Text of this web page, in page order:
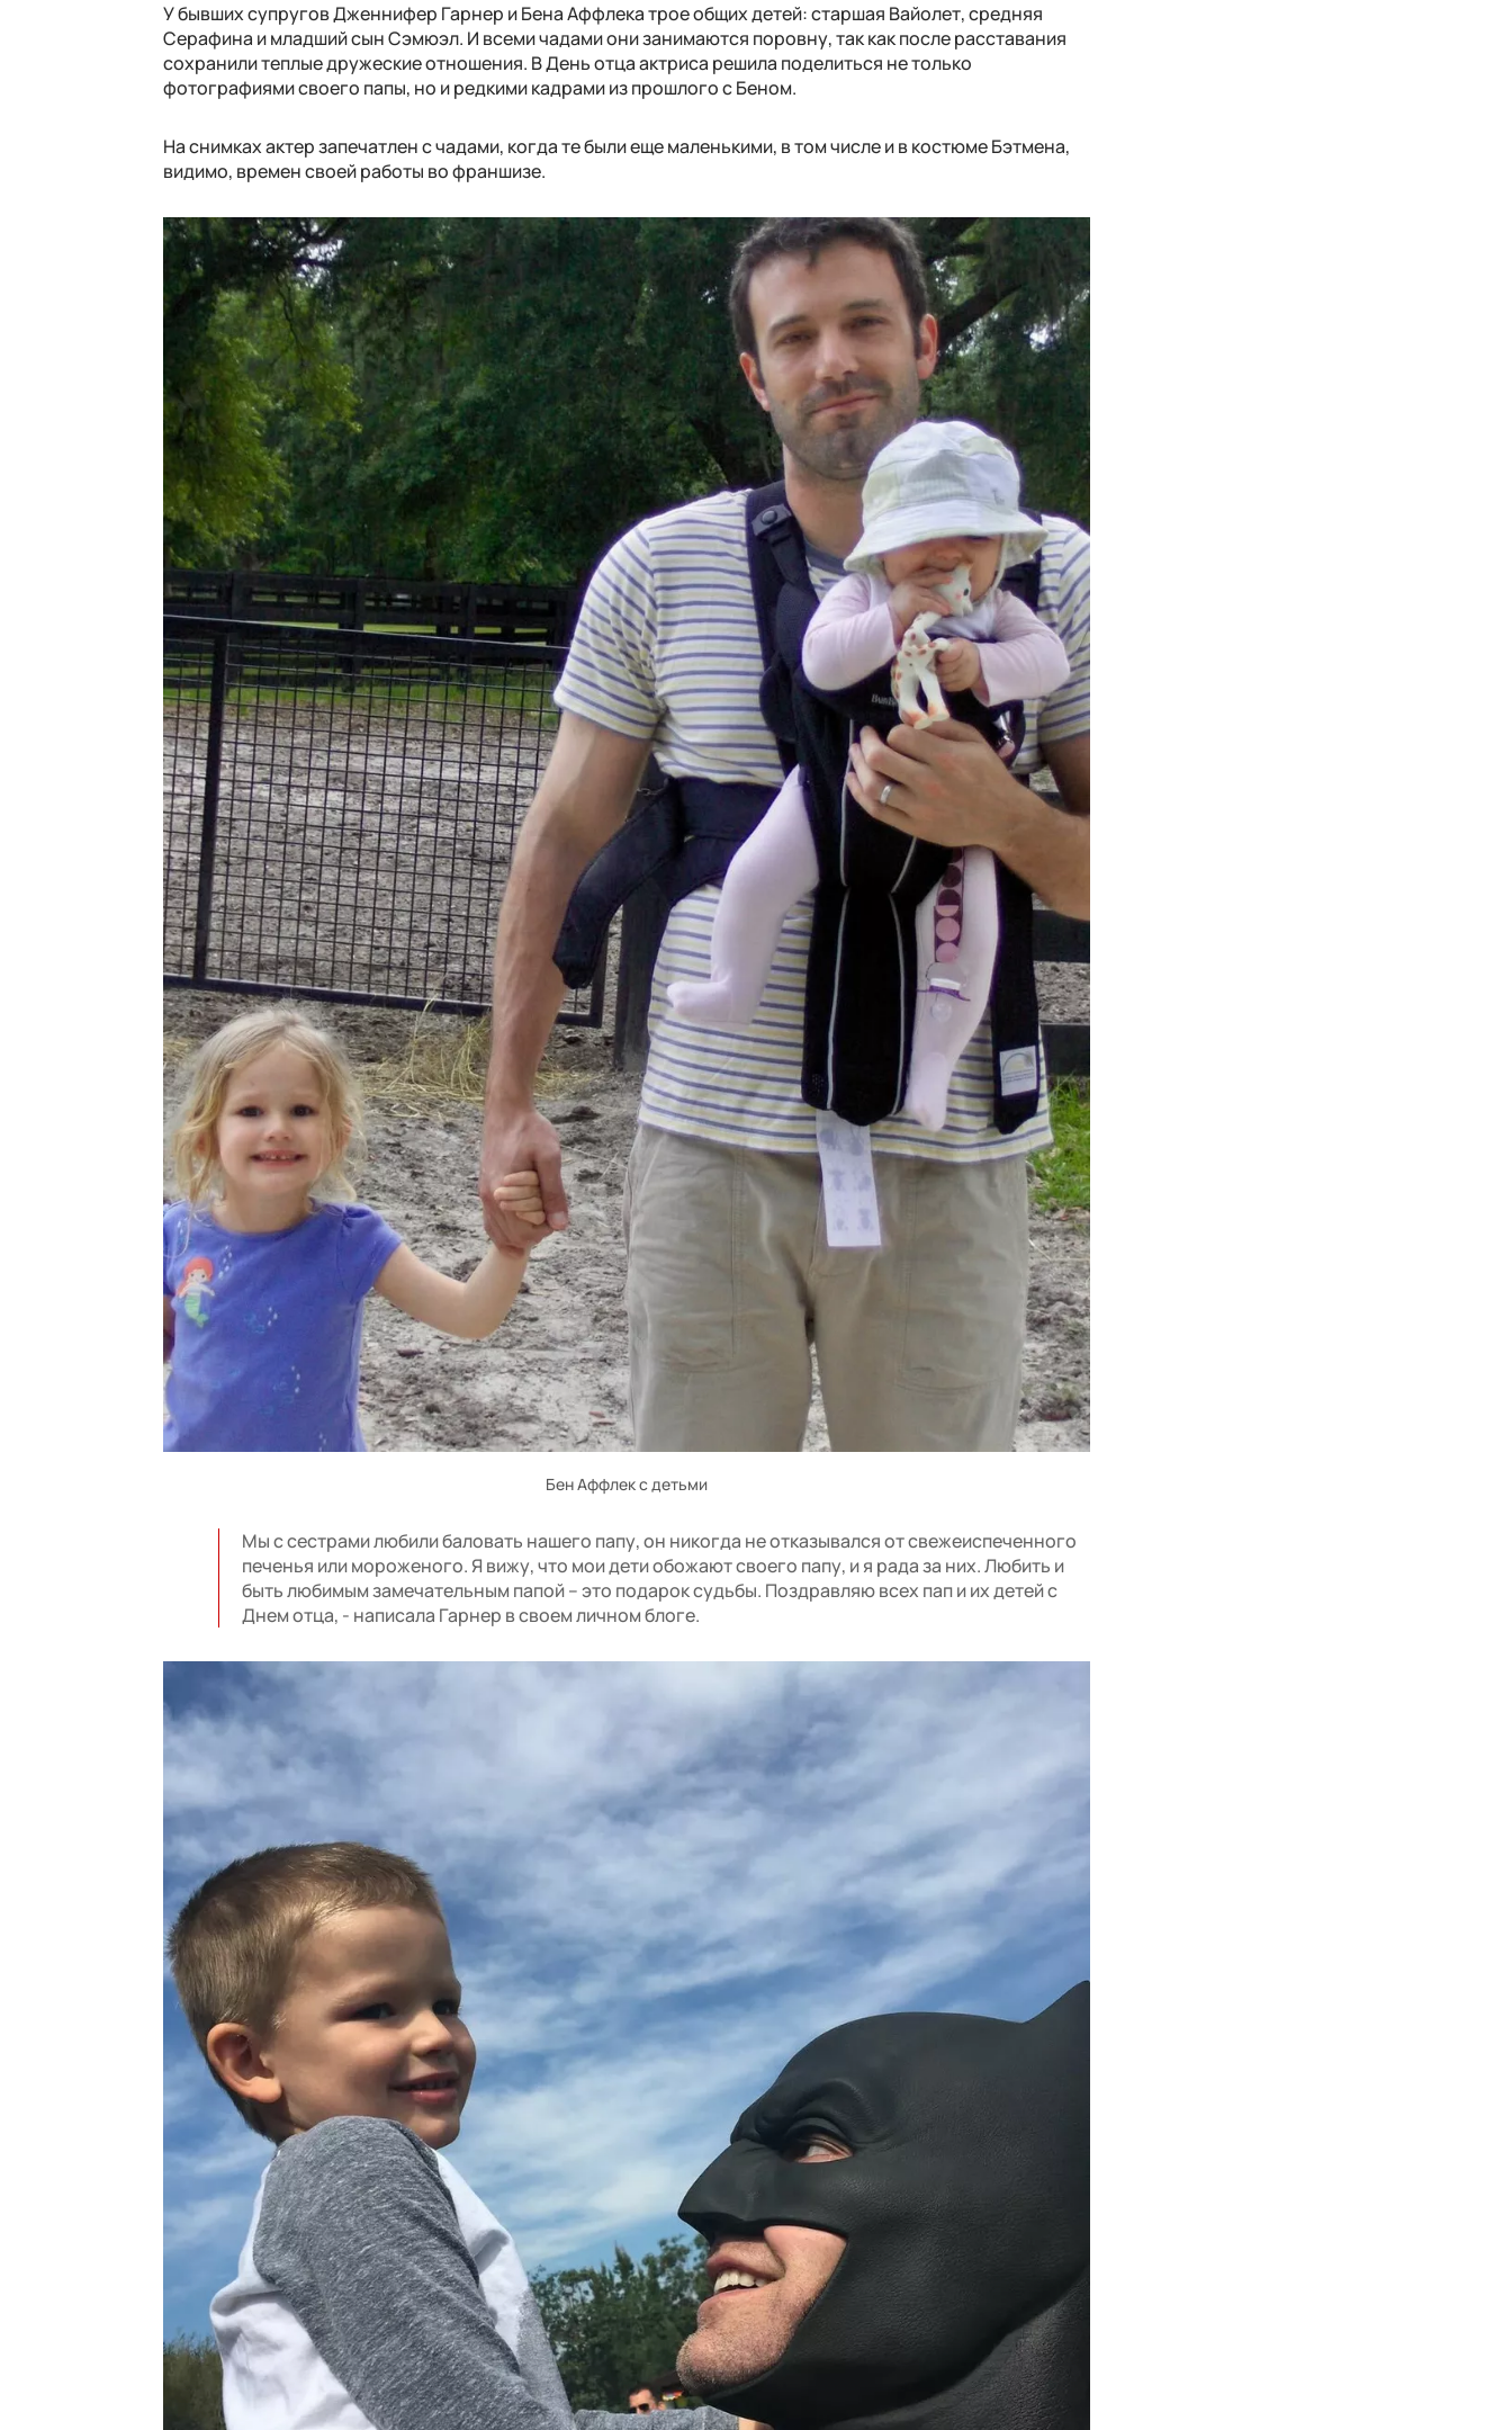
У бывших супругов Дженнифер Гарнер и Бена Аффлека трое общих детей: старшая Вайолет, средняя
Серафина и младший сын Сэмюэл. И всеми чадами они занимаются поровну, так как после расставания
сохранили теплые дружеские отношения. В День отца актриса решила поделиться не только
фотографиями своего папы, но и редкими кадрами из прошлого с Беном.
На снимках актер запечатлен с чадами, когда те были еще маленькими, в том числе и в костюме Бэтмена,
видимо, времен своей работы во франшизе.
Бен Аффлек с детьми
Мы с сестрами любили баловать нашего папу, он никогда не отказывался от свежеиспеченного
печенья или мороженого. Я вижу, что мои дети обожают своего папу, и я рада за них. Любить и
быть любимым замечательным папой – это подарок судьбы. Поздравляю всех пап и их детей с
Днем отца, - написала Гарнер в своем личном блоге.